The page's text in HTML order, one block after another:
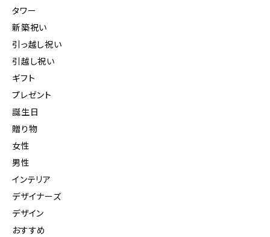
タワー
新築祝い
引っ越し祝い
引越し祝い
ギフト
プレゼント
誕生日
贈り物
女性
男性
インテリア
デザイナーズ
デザイン
おすすめ